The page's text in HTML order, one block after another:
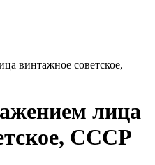
винтажное советское,
лица
СССР